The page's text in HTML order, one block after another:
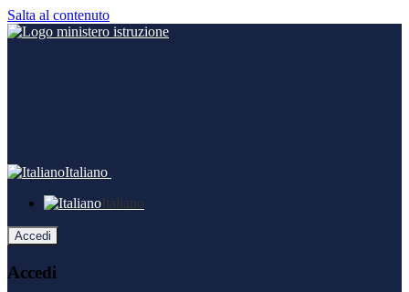
Salta al contenuto
Italiano
Italiano
Accedi
Accedi